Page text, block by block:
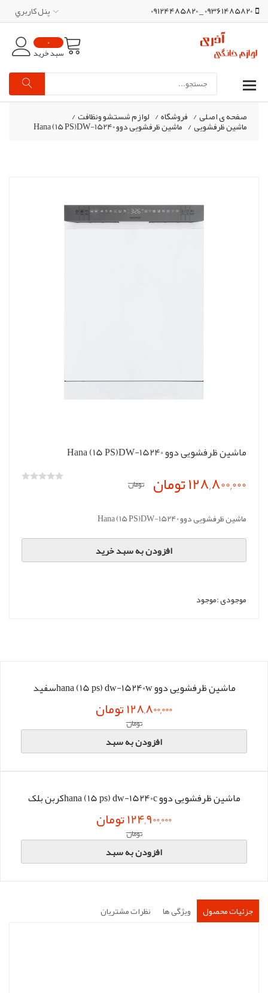
09361485820 _ 09124485820 پنل کاربري
0
سبد خرید
صفحه ی اصلی/ فروشگاه/ لوازم شستشو ونظافت/
ماشین ظرفشویی/ ماشین ظرفشویی دوو Hana (15 PS)DW-15240
ماشین ظرفشویی دوو Hana (15 PS)DW-15240
128,800,000 تومان تومان
ماشین ظرفشویی دوو Hana (15 PS)DW-15240
افزودن به سبد خرید
موجودی :موجود
ماشین ظرفشویی دوو hana (15 ps) dw-15240wسفید
128,800,000 تومان
تومان
افزودن به سبد
ماشین ظرفشویی دوو hana (15 ps) dw-15240cکربن بلک
124,900,000 تومان
تومان
افزودن به سبد
جزئیات محصول ویژگی ها نظرات مشتریان